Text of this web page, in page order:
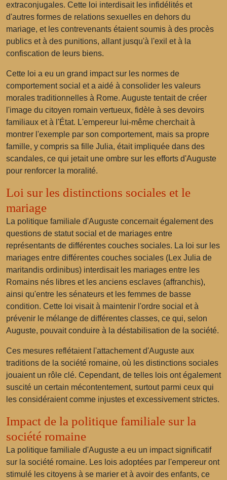
extraconjugales. Cette loi interdisait les infidélités et
d'autres formes de relations sexuelles en dehors du
mariage, et les contrevenants étaient soumis à des procès
publics et à des punitions, allant jusqu'à l'exil et à la
confiscation de leurs biens.
Cette loi a eu un grand impact sur les normes de
comportement social et a aidé à consolider les valeurs
morales traditionnelles à Rome. Auguste tentait de créer
l'image du citoyen romain vertueux, fidèle à ses devoirs
familiaux et à l'État. L'empereur lui-même cherchait à
montrer l'exemple par son comportement, mais sa propre
famille, y compris sa fille Julia, était impliquée dans des
scandales, ce qui jetait une ombre sur les efforts d'Auguste
pour renforcer la moralité.
Loi sur les distinctions sociales et le
mariage
La politique familiale d'Auguste concernait également des
questions de statut social et de mariages entre
représentants de différentes couches sociales. La loi sur les
mariages entre différentes couches sociales (Lex Julia de
maritandis ordinibus) interdisait les mariages entre les
Romains nés libres et les anciens esclaves (affranchis),
ainsi qu'entre les sénateurs et les femmes de basse
condition. Cette loi visait à maintenir l'ordre social et à
prévenir le mélange de différentes classes, ce qui, selon
Auguste, pouvait conduire à la déstabilisation de la société.
Ces mesures reflétaient l'attachement d'Auguste aux
traditions de la société romaine, où les distinctions sociales
jouaient un rôle clé. Cependant, de telles lois ont également
suscité un certain mécontentement, surtout parmi ceux qui
les considéraient comme injustes et excessivement strictes.
Impact de la politique familiale sur la
société romaine
La politique familiale d'Auguste a eu un impact significatif
sur la société romaine. Les lois adoptées par l'empereur ont
stimulé les citoyens à se marier et à avoir des enfants, ce